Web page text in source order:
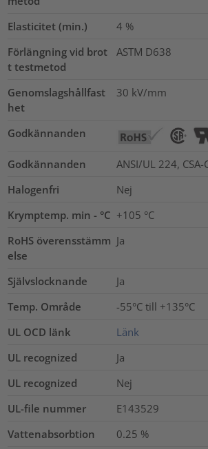
Elasticitet (min.)
4 %
Förlängning vid brot
t testmetod
ASTM D638
Genomslagshållfast
het
30 kV/mm
Godkännanden
Godkännanden
ANSI/UL 224,
Halogenfri
Nej
Krymptemp. min - °C +105 °C
RoHS överensstämm
else
Ja
Självslocknande
Ja
Temp. Område
-55°C till +135°C
UL OCD länk
Länk
UL recognized
Ja
UL recognized
Nej
UL-file nummer
E143529
Vattenabsorbtion
0.25 %